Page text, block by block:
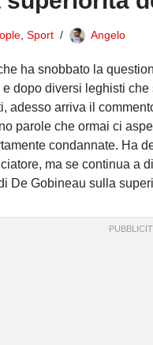
Sport Angelo
ha snobbato la
e dopo diversi leghisti
adesso arriva il
parole che ormai ci
condannate. Ha
ma se continua a
De Gobineau sulla